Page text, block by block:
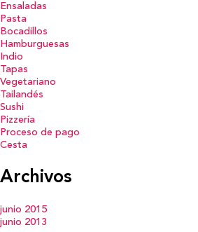
Ensaladas
Pasta
Bocadillos
Hamburguesas
Indio
Tapas
Vegetariano
Tailandés
Sushi
Pizzería
Proceso de pago
Cesta
Archivos
junio 2015
junio 2013